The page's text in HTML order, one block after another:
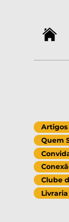
Artigos
Quem
Clube
Livraria